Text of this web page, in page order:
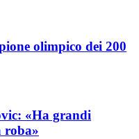
olimpico dei 200
«Ha grandi
roba»